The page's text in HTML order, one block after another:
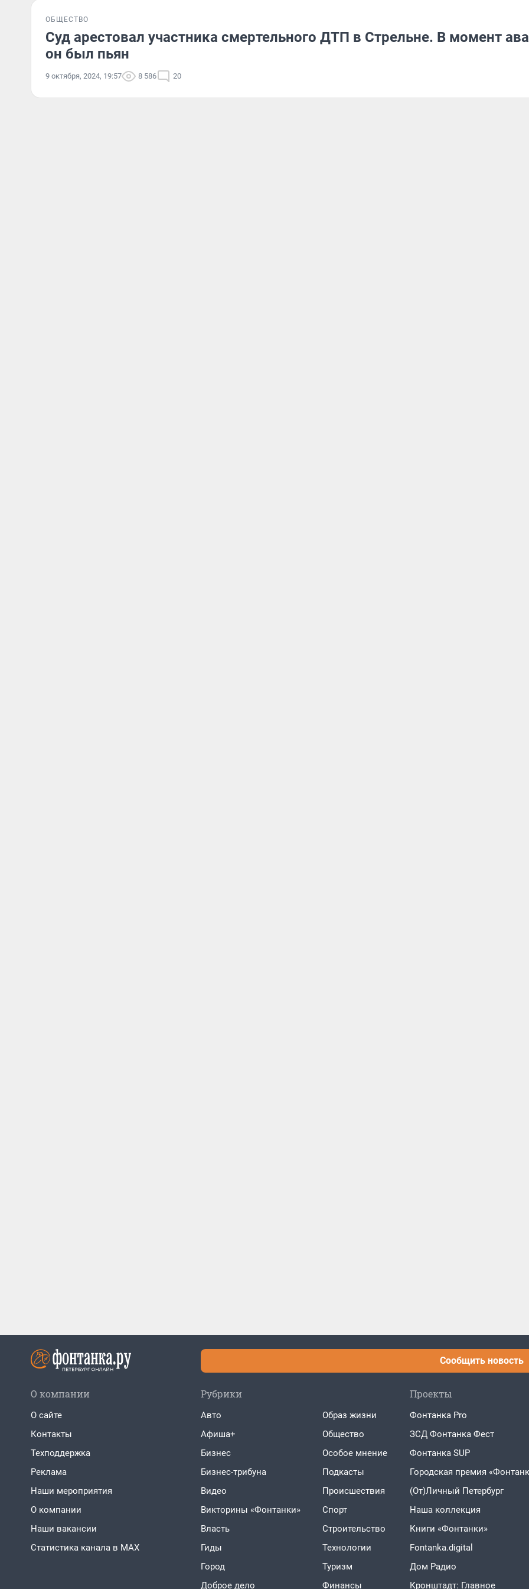
ОБЩЕСТВО
Суд арестовал участника смертельного ДТП в Стрельне. В момент
он был пьян
9 октября, 2024, 19:57 8 586 20
Сообщить новость
О компании
О сайте
Контакты
Техподдержка
Реклама
Наши мероприятия
О компании
Наши вакансии
Статистика канала в MAX
Рубрики
Авто
Афиша+
Бизнес
Бизнес-трибуна
Видео
Викторины «Фонтанки»
Власть
Гиды
Город
Доброе дело
Образ жизни
Общество
Особое мнение
Подкасты
Проиcшествия
Спорт
Строительство
Технологии
Туризм
Финансы
Проекты
Фонтанка Pro
ЗСД Фонтанка Фест
Фонтанка SUP
Городская премия
(От)Личный Петербург
Наша коллекция
Книги «Фонтанки»
Fontanka.digital
Дом Радио
Кронштадт: Главное